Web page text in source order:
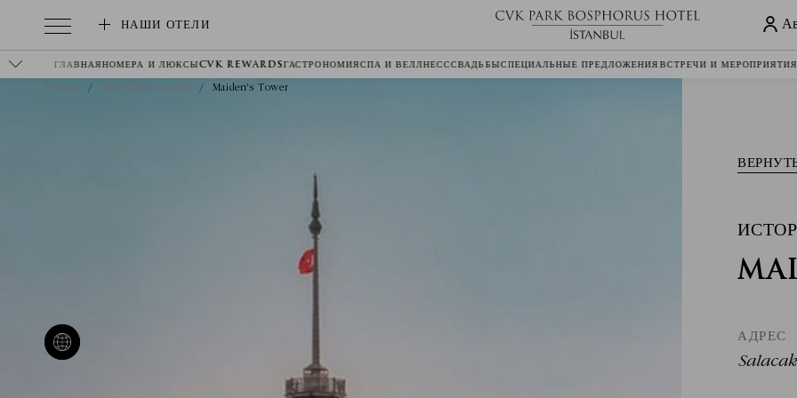
НАШИ ОТЕЛИ
ГЛАВНАЯНОМЕРА И ЛЮКСЫCVK REWARDSГАСТРОНОМИЯСПА И ВЕЛЛНЕСССВАДЬБЫСПЕЦИАЛЬНЫЕ ПРЕДЛОЖЕНИЯ ВСТРЕЧИ И МЕРОПРИЯТИЯ
Место Назначения Maiden's Tower
АДРЕС